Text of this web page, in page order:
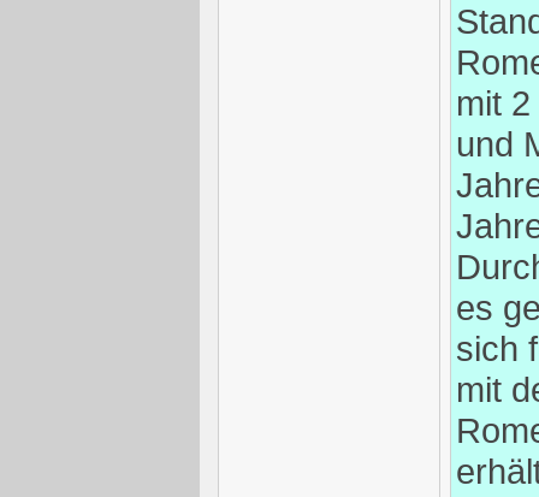
mit
und
es
sich
mit